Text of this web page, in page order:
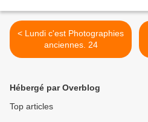
< Lundi c'est Photographies
anciennes. 24
Hébergé par Overblog
Top articles